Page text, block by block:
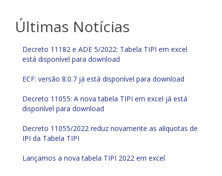
Últimas Notícias
Decreto 11182 e ADE 5/2022: Tabela TIPI em excel
está disponível para download
ECF: versão 8.0.7 já está disponível para download
Decreto 11055: A nova tabela TIPI em excel já está
disponível para download
Decreto 11055/2022 reduz novamente as alíquotas de
IPI da Tabela TIPI
Lançamos a nova tabela TIPI 2022 em excel